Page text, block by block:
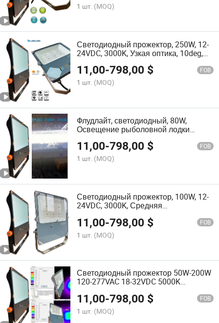
1 шт. (MOQ)
Светодиодный прожектор, 250W, 12-
24VDC, 3000K, Узкая оптика, 10deg,
IP67, Уличное освещение для поиска
11,00-798,00 $ FOB
1 шт. (MOQ)
Флудлайт, светодиодный, 80W,
Освещение рыболовной лодки
4000K, 12-24VDC, 20 Угол, морской
свет
11,00-798,00 $ FOB
1 шт. (MOQ)
Светодиодный прожектор, 100W, 12-
24VDC, 3000K, Средняя
Освещение рыболовных лодок
11,00-798,00 $ FOB
1 шт. (MOQ)
Светодиодный прожектор 50W-200W
120-277VAC 18-32VDC 5000K
Средняя оптика IP66 Ik08 160lm/W 1-
10V Регулируемый для спортивных
стадионов, теннисных кортов и
морского освещения
11,00-798,00 $ FOB
1 шт. (MOQ)